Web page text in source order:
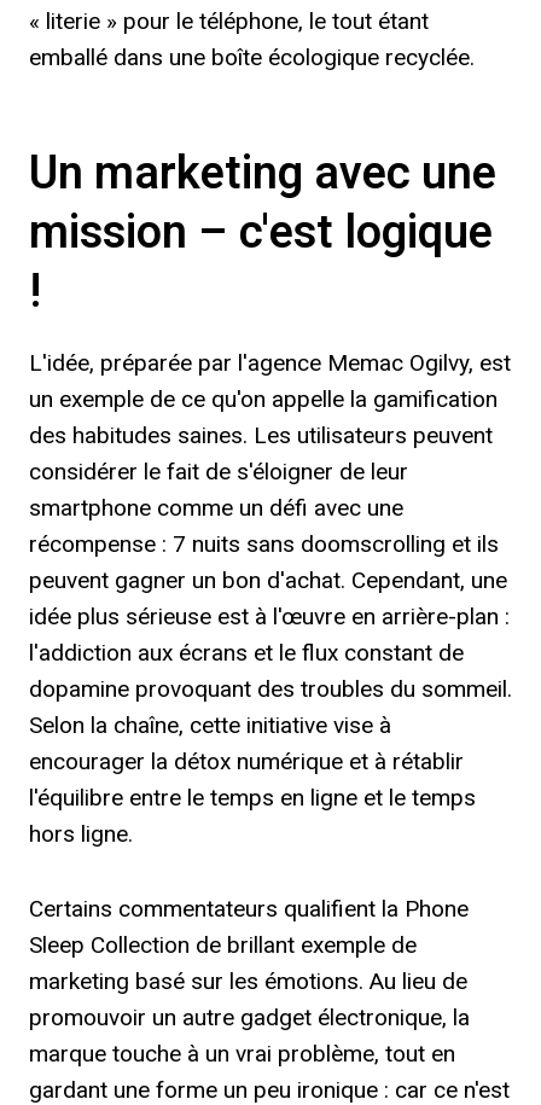
« literie » pour le téléphone, le tout étant
emballé dans une boîte écologique recyclée.
Un marketing avec une
mission – c'est logique
!
L'idée, préparée par l'agence Memac Ogilvy, est
un exemple de ce qu'on appelle la gamification
des habitudes saines. Les utilisateurs peuvent
considérer le fait de s'éloigner de leur
smartphone comme un défi avec une
récompense : 7 nuits sans doomscrolling et ils
peuvent gagner un bon d'achat. Cependant, une
idée plus sérieuse est à l'œuvre en arrière-plan :
l'addiction aux écrans et le flux constant de
dopamine provoquant des troubles du sommeil.
Selon la chaîne, cette initiative vise à
encourager la détox numérique et à rétablir
l'équilibre entre le temps en ligne et le temps
hors ligne.
Certains commentateurs qualifient la Phone
Sleep Collection de brillant exemple de
marketing basé sur les émotions. Au lieu de
promouvoir un autre gadget électronique, la
marque touche à un vrai problème, tout en
gardant une forme un peu ironique : car ce n'est